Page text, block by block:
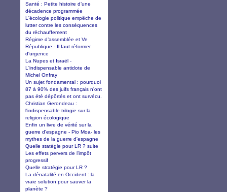
Santé : Petite histoire d’une
décadence programmée
L'écologie politique empêche de
lutter contre les conséquences
du réchauffement
Régime d’assemblée et Ve
République - Il faut réformer
d'urgence
La Nupes et Israël -
L'indispensable antidote de
Michel Onfray
Un sujet fondamental : pourquoi
87 à 90% des juifs français n'ont
pas été dépôrtés et ont survécu.
Christian Gerondeau :
l'indispensable trilogie sur la
religion écologique
Enfin un livre de vérité sur la
guerre d'espagne - Pio Moa- les
mythes de la guerre d'espagne
Quelle statégie pour LR ? suite
Les effets pervers de l’impôt
progressif
Quelle stratégie pour LR ?
La dénatalité en Occident : la
vraie solution pour sauver la
planète ?